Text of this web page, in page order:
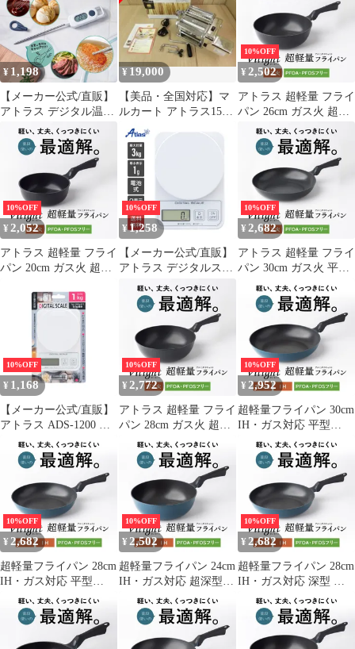
¥ 1,198
【メーカー公式/直販】
アトラス デジタル温度
計 -15℃～250℃ 角度調
整 MAX MIN表示 キッ
チン クッキング お菓子
揚げ物 料理 フック穴
マグネット付き キャッ
プ付き ホワイト ATM-
01WH
¥ 19,000
【美品・全国対応】マ
ルカート アトラス150
電動モーター＆カッタ
ー
10%OFF
¥ 2,502
アトラス 超軽量 フライ
パン 26cm ガス火 超深
型 軽い 焦げ付かない
炒め鍋 高熱効率 ダイキ
ン Silkware シルクウェ
ア アルミダイキャスト
鋳物 耐久性コーティン
グ PFOA PFOS フリー
Vilight ブラック FRP-
SD26V
10%OFF
¥ 2,052
アトラス 超軽量 フライ
パン 20cm ガス火 超深
炒め鍋 高熱効率 ダイキ
ン Silkware シルクウェ
ア アルミダイキャスト
鋳物 耐久性コーティン
グ PFOA PFOS フリー
Vilight ブラック FRP-
SD20V
10%OFF
¥1,258
【メーカー公式/直販】
アトラス デジタルスケ
ール 3kg キッチンスケ
ール クッキングスケー
ル 秤 はかり 風袋切り
0表示 縦置き可能 1g～
200g まで オートパワー
オフ ホワイト ADS-
3200
10%OFF
¥ 2,682
アトラス 超軽量 フライ
パン 30cm ガス火 平型
軽い 焦げ付かない 炒め
鍋 高熱効率 ダイキン
Silkware シルクウェア
アルミダイキャスト 鋳
物 耐久性コーティング
PFOA PFOS フリー
Vilight ブラック FRP-
30V
10%OFF
¥ 1,168
【メーカー公式/直販】
アトラス ADS-1200 デ
ジタルスケール 1kg 微
量モード0.1g対応 キッ
チン クッキング スケー
ル 秤 はかり 風袋切り
0表示 縦置き可能 計量
範囲1g～ ホワイト
ADS-1200
10%OFF
¥ 2,772
アトラス 超軽量 フライ
パン 28cm ガス火 超深
型 軽い 焦げ付かない
炒め鍋 高熱効率 ダイキ
ン Silkware シルクウェ
ア アルミダイキャスト
鋳物 耐久性コーティン
グ PFOA PFOS フリー
Vilight ブラック FRP-
SD28V
10%OFF
¥ 2,952
超軽量フライパン 30cm
IH・ガス対応 平型
軽々持てる 焦げ付かな
い 炒め鍋 くっつかない
アルミダイキャスト 鋳
物 耐久性コーティング
PFOA PFOS フリー
FRP-I30V
10%OFF
¥ 2,682
超軽量フライパン 28cm
IH・ガス対応 平型
軽々持てる 焦げ付かな
い 炒め鍋 くっつかない
アルミダイキャスト 鋳
物 耐久性コーティング
10%OFF
¥ 2,502
超軽量フライパン 24cm
IH・ガス対応 超深型
軽々持てる 焦げ付かな
い 炒め鍋 くっつかない
アルミダイキャスト 鋳
物 耐久性コーティング
10%OFF
¥ 2,682
超軽量フライパン 28cm
IH・ガス対応 深型 炒
め鍋 軽量 焦げ付かない
くっつかない アルミダ
イキャスト 鋳物 耐久性
コーティング PFOA